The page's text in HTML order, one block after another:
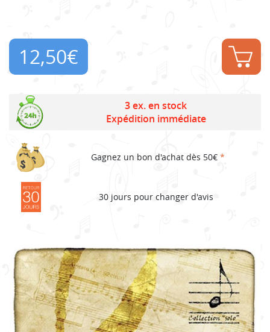
12,50€
3 ex. en stock
Expédition immédiate
Gagnez un bon d'achat dès 50€ *
30 jours pour changer d'avis